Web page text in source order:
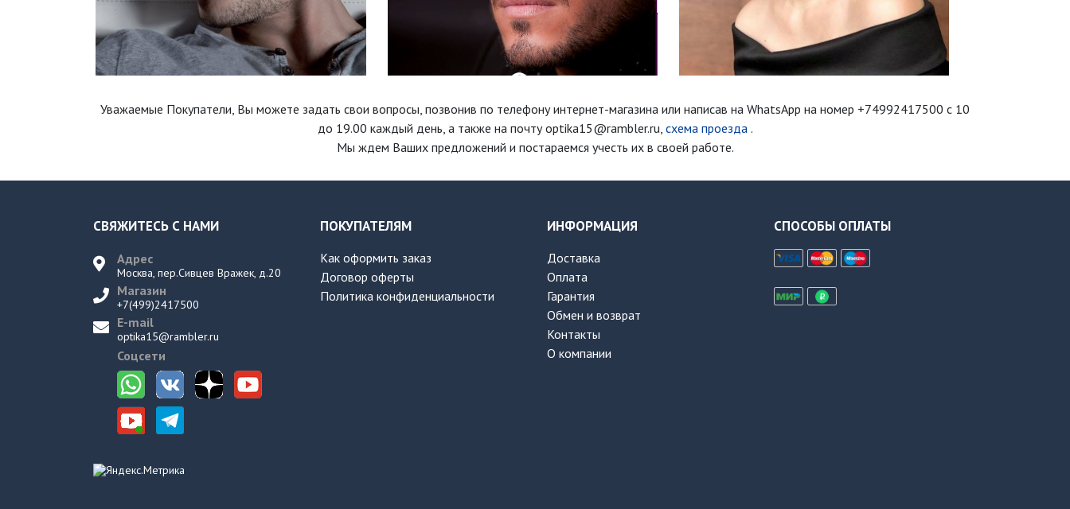
Уважаемые Покупатели, Вы можете задать свои вопросы, позвонив по телефону интернет-магазина или написав на WhatsApp на номер +74992417500 с 10
до 19.00 каждый день, а также на почту optika15@rambler.ru, схема проезда.
Мы ждем Ваших предложений и постараемся учесть их в своей работе.
СВЯЖИТЕСЬ С НАМИ
Адрес
Москва, пер.Сивцев Вражек, д.20
Магазин
+7(499)2417500
E-mail
optika15@rambler.ru
Соцсети
ПОКУПАТЕЛЯМ
Как оформить заказ
Договор оферты
Политика конфиденциальности
ИНФОРМАЦИЯ
Доставка
Оплата
Гарантия
Обмен и возврат
Контакты
О компании
СПОСОБЫ ОПЛАТЫ